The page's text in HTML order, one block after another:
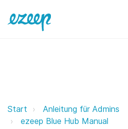
Einrichten des
Start
Anleitung für Admins
ezeep Blue Hub Manual